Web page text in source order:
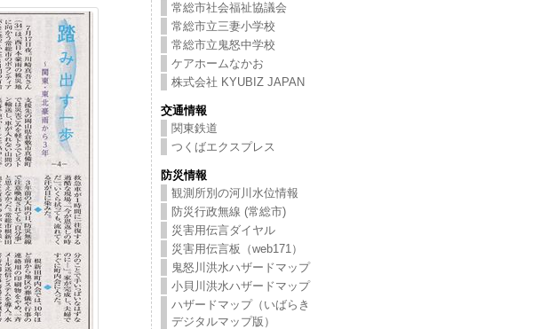
常総市社会福祉協議会
常総市立三妻小学校
常総市立鬼怒中学校
ケアホームなかお
株式会社 KYUBIZ JAPAN
交通情報
関東鉄道
つくばエクスプレス
防災情報
観測所別の河川水位情報
防災行政無線 (常総市)
災害用伝言ダイヤル
災害用伝言板（web171）
鬼怒川洪水ハザードマップ
小貝川洪水ハザードマップ
ハザードマップ（いばらき
デジタルマップ版）